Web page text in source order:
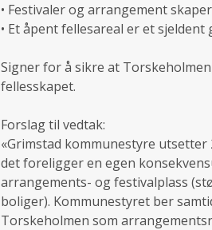
• Festivaler og arrangement
• Et åpent fellesareal er et
Signer for å sikre at
fellesskapet.
Forslag til vedtak:
«Grimstad kommunestyre
det foreligger en egen
arrangements- og festivalplass
boliger). Kommunestyret ber
Torskeholmen som